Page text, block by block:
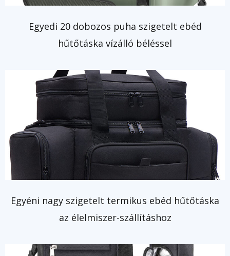
Egyedi 20 dobozos puha szigetelt ebéd
hűtőtáska vízálló béléssel
Egyéni nagy szigetelt termikus ebéd hűtőtáska
az élelmiszer-szállításhoz